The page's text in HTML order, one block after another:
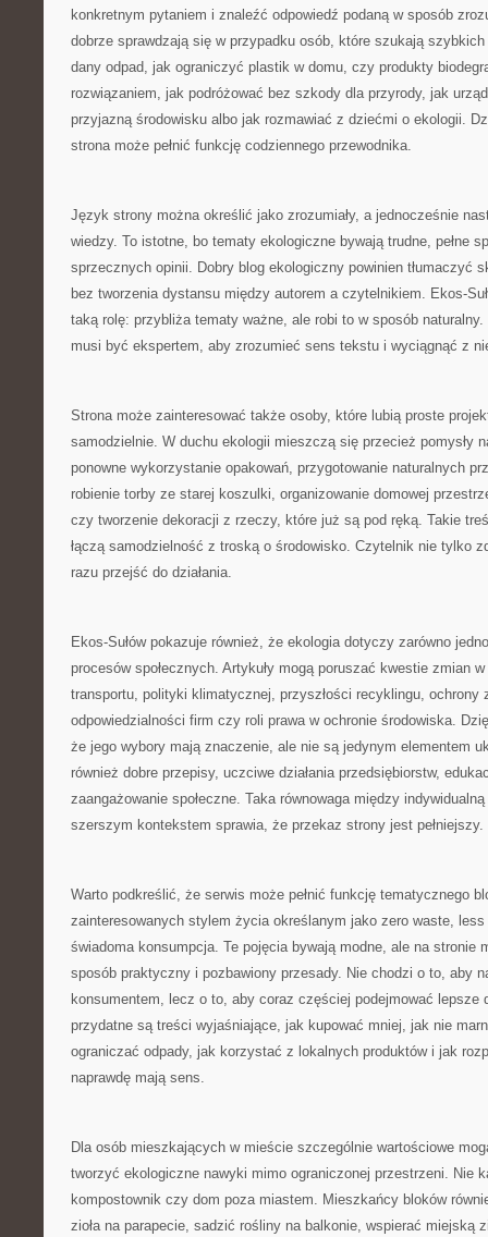
konkretnym pytaniem i znaleźć odpowiedź podaną w sposób
dobrze sprawdzają się w przypadku osób, które szukają
dany odpad, jak ograniczyć plastik w domu, czy produkty
rozwiązaniem, jak podróżować bez szkody dla przyrody, jak
przyjazną środowisku albo jak rozmawiać z dziećmi o ekologii.
strona może pełnić funkcję codziennego przewodnika.
Język strony można określić jako zrozumiały, a jednocześnie
wiedzy. To istotne, bo tematy ekologiczne bywają trudne, pełne
sprzecznych opinii. Dobry blog ekologiczny powinien tłumaczyć
bez tworzenia dystansu między autorem a czytelnikiem. Ekos-
taką rolę: przybliża tematy ważne, ale robi to w sposób
musi być ekspertem, aby zrozumieć sens tekstu i wyciągnąć z
Strona może zainteresować także osoby, które lubią proste
samodzielnie. W duchu ekologii mieszczą się przecież pomysły
ponowne wykorzystanie opakowań, przygotowanie naturalnych
robienie torby ze starej koszulki, organizowanie domowej
czy tworzenie dekoracji z rzeczy, które już są pod ręką. Takie
łączą samodzielność z troską o środowisko. Czytelnik nie tylko
razu przejść do działania.
Ekos-Sułów pokazuje również, że ekologia dotyczy zarówno
procesów społecznych. Artykuły mogą poruszać kwestie zmian
transportu, polityki klimatycznej, przyszłości recyklingu, ochrony
odpowiedzialności firm czy roli prawa w ochronie środowiska.
że jego wybory mają znaczenie, ale nie są jedynym elementem
również dobre przepisy, uczciwe działania przedsiębiorstw,
zaangażowanie społeczne. Taka równowaga między
szerszym kontekstem sprawia, że przekaz strony jest pełniejszy.
Warto podkreślić, że serwis może pełnić funkcję tematycznego
zainteresowanych stylem życia określanym jako zero waste,
świadoma konsumpcja. Te pojęcia bywają modne, ale na stronie
sposób praktyczny i pozbawiony przesady. Nie chodzi o to, aby
konsumentem, lecz o to, aby coraz częściej podejmować lepsze
przydatne są treści wyjaśniające, jak kupować mniej, jak nie
ograniczać odpady, jak korzystać z lokalnych produktów i jak
naprawdę mają sens.
Dla osób mieszkających w mieście szczególnie wartościowe
tworzyć ekologiczne nawyki mimo ograniczonej przestrzeni. Nie
kompostownik czy dom poza miastem. Mieszkańcy bloków
zioła na parapecie, sadzić rośliny na balkonie, wspierać miejską